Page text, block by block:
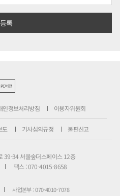
PC버전
인정보처리방침 이용자위원회
도 기사심의규정 불편신고
39-34 서울숲더스페이스 12층
팩스 : 070-4015-8658
사업본부 : 070-4010-7078